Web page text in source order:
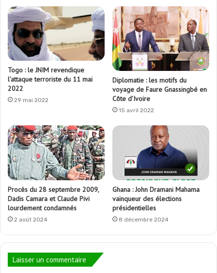
Togo : le JNIM revendique
l’attaque terroriste du 11 mai
2022
29 mai 2022
Diplomatie : les motifs du
voyage de Faure Gnassingbé en
Côte d’Ivoire
15 avril 2022
Procès du 28 septembre 2009,
Dadis Camara et Claude Pivi
lourdement condamnés
2 août 2024
Ghana : John Dramani Mahama
vainqueur des élections
présidentielles
8 décembre 2024
Laisser un commentaire